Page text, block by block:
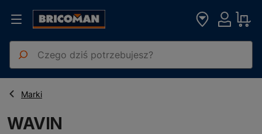
Strona główna
Marki
WAVIN
WAVIN